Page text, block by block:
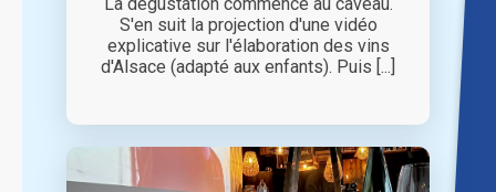
S'en suit la projection d'une vidéo
explicative sur l'élaboration des vins
d'Alsace (adapté aux enfants). Puis [...]